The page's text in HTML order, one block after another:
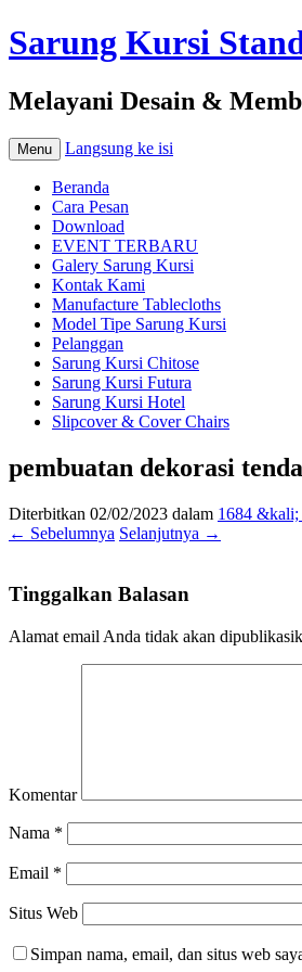
Sarung Kursi
Melayani Desain &
Menu Langsung ke isi
Beranda
Cara Pesan
Download
EVENT TERBARU
Galery Sarung Kursi
Kontak Kami
Manufacture Tablecloths
Model Tipe Sarung Kursi
Pelanggan
Sarung Kursi Chitose
Sarung Kursi Futura
Sarung Kursi Hotel
Slipcover & Cover Chairs
pembuatan dekorasi
Diterbitkan 02/02/2023 dalam 1684 &kali;
← Sebelumnya Selanjutnya →
Tinggalkan Balasan
Alamat email Anda tidak akan
Komentar
Nama *
Email *
Situs Web
Simpan nama, email, dan situs web